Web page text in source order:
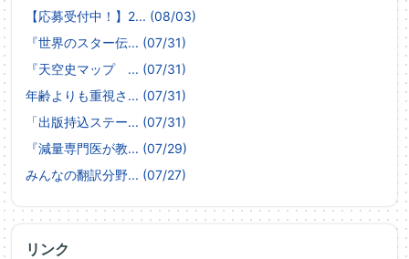
【応募受付中！】2... (08/03)
『世界のスター伝... (07/31)
『天空史マップ ... (07/31)
年齢よりも重視さ... (07/31)
「出版持込ステー... (07/31)
『減量専門医が教... (07/29)
みんなの翻訳分野... (07/27)
リンク